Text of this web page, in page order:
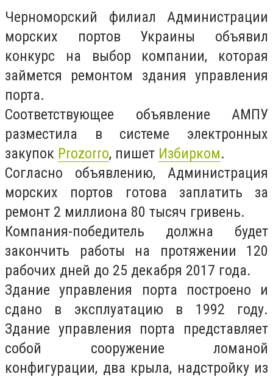
Черноморский филиал Администрации
морских портов Украины объявил
конкурс на выбор компании, которая
займется ремонтом здания управления
порта.
Соответствующее объявление АМПУ
разместила в системе электронных
закупок Рrozorro, пишет Избирком.
Согласно объявлению, Администрация
морских портов готова заплатить за
ремонт 2 миллиона 80 тысяч гривень.
Компания-победитель должна будет
закончить работы на протяжении 120
рабочих дней до 25 декабря 2017 года.
Здание управления порта построено и
сдано в эксплуатацию в 1992 году.
Здание управления порта представляет
собой сооружение ломаной
конфигурации, два крыла, надстройку из